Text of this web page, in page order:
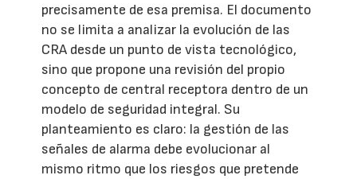
precisamente de esa premisa. El documento
no se limita a analizar la evolución de las
CRA desde un punto de vista tecnológico,
sino que propone una revisión del propio
concepto de central receptora dentro de un
modelo de seguridad integral. Su
planteamiento es claro: la gestión de las
señales de alarma debe evolucionar al
mismo ritmo que los riesgos que pretende